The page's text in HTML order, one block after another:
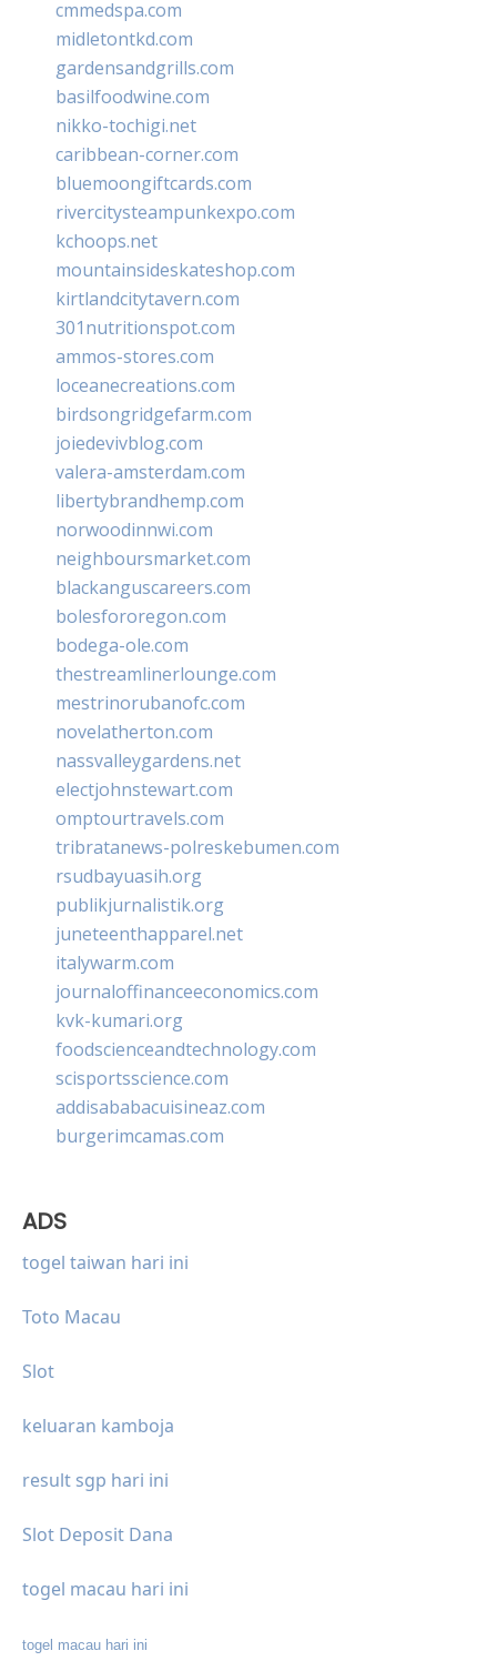
cmmedspa.com
midletontkd.com
gardensandgrills.com
basilfoodwine.com
nikko-tochigi.net
caribbean-corner.com
bluemoongiftcards.com
rivercitysteampunkexpo.com
kchoops.net
mountainsideskateshop.com
kirtlandcitytavern.com
301nutritionspot.com
ammos-stores.com
loceanecreations.com
birdsongridgefarm.com
joiedevivblog.com
valera-amsterdam.com
libertybrandhemp.com
norwoodinnwi.com
neighboursmarket.com
blackanguscareers.com
bolesfororegon.com
bodega-ole.com
thestreamlinerlounge.com
mestrinorubanofc.com
novelatherton.com
nassvalleygardens.net
electjohnstewart.com
omptourtravels.com
tribratanews-polreskebumen.com
rsudbayuasih.org
publikjurnalistik.org
juneteenthapparel.net
italywarm.com
journaloffinanceeconomics.com
kvk-kumari.org
foodscienceandtechnology.com
scisportsscience.com
addisababacuisineaz.com
burgerimcamas.com
ADS
togel taiwan hari ini
Toto Macau
Slot
keluaran kamboja
result sgp hari ini
Slot Deposit Dana
togel macau hari ini
togel macau hari ini